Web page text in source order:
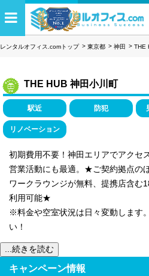
レンタルオフィス.comトップ 東京都 神田 THE
THE HUB 神田小川町
駅近 防犯
リノベーション
初期費用不要！神田エリアでアクセ
営業活動にも最適。★ご契約拠点の
ワークラウンジが無料、提携店含む
利用可能★
※料金や空室状況は日々変動します
い！
...続きを読む
キャンペーン情報